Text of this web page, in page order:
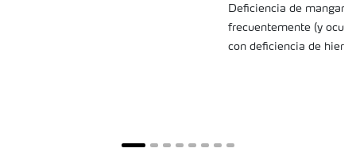
Deficiencia de
frecuentemente (y
con deficiencia de